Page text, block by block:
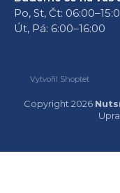
Po, St, Čt:
Út, Pá: 6:00–16:00
Vytvořil Shoptet
Copyright 2026